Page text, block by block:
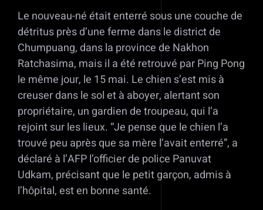
Le nouveau-né était enterré sous une couche de
détritus près d’une ferme dans le district de
Chumpuang, dans la province de Nakhon
Ratchasima, mais il a été retrouvé par Ping Pong
le même jour, le 15 mai. Le chien s’est mis à
creuser dans le sol et à aboyer, alertant son
propriétaire, un gardien de troupeau, qui l’a
rejoint sur les lieux. “Je pense que le chien l’a
trouvé peu après que sa mère l’avait enterré”, a
déclaré à l’AFP l’officier de police Panuvat
Udkam, précisant que le petit garçon, admis à
l’hôpital, est en bonne santé.